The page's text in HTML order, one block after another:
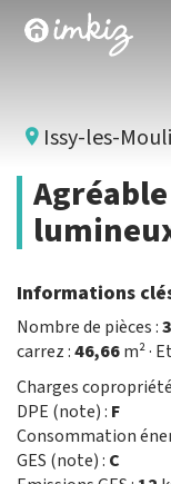
Issy-les-
Informations
Nombre de pièces :3
carrez :46,66m² ·
Charges
DPE (note) : F
Consommation
GES (note) : C